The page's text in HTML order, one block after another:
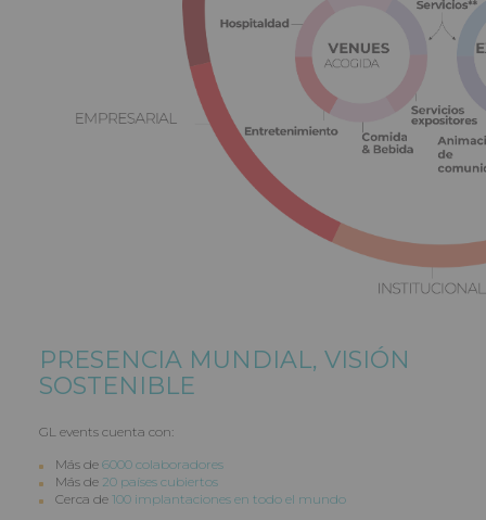
PRESENCIA MUNDIAL, VISIÓN
SOSTENIBLE
GL events cuenta con:
Más de 6000 colaboradores
Más de 20 países cubiertos
Cerca de 100 implantaciones en todo el mundo